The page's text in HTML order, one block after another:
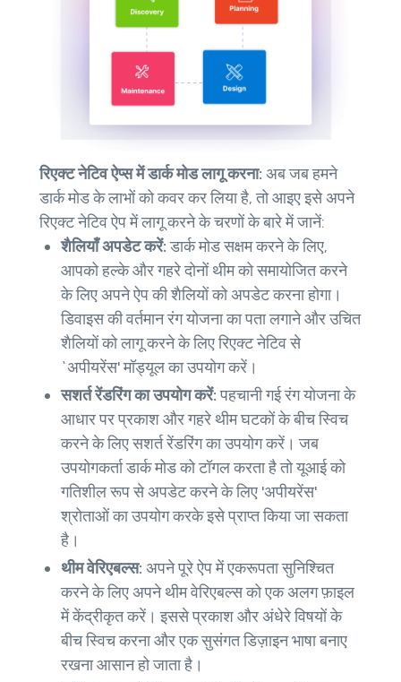
रिएक्ट नेटिव ऐप्स में डार्क मोड लागू करना: अब जब हमने
डार्क मोड के लाभों को कवर कर लिया है, तो आइए इसे अपने
रिएक्ट नेटिव ऐप में लागू करने के चरणों के बारे में जानें:
शैलियाँ अपडेट करें:डार्क मोड सक्षम करने के लिए,
आपको हल्के और गहरे दोनों थीम को समायोजित करने
के लिए अपने ऐप की शैलियों को अपडेट करना होगा।
डिवाइस की वर्तमान रंग योजना का पता लगाने और उचित
शैलियों को लागू करने के लिए रिएक्ट नेटिव से
`अपीयरेंस' मॉड्यूल का उपयोग करें।
सशर्त रेंडरिंग का उपयोग करें:पहचानी गई रंग योजना के
आधार पर प्रकाश और गहरे थीम घटकों के बीच स्विच
करने के लिए सशर्त रेंडरिंग का उपयोग करें। जब
उपयोगकर्ता डार्क मोड को टॉगल करता है तो यूआई को
गतिशील रूप से अपडेट करने के लिए 'अपीयरेंस'
श्रोताओं का उपयोग करके इसे प्राप्त किया जा सकता
है।
थीम वेरिएबल्स: अपने पूरे ऐप में एकरूपता सुनिश्चित
करने के लिए अपने थीम वेरिएबल्स को एक अलग फ़ाइल
में केंद्रीकृत करें। इससे प्रकाश और अंधेरे विषयों के
बीच स्विच करना और एक सुसंगत डिज़ाइन भाषा बनाए
रखना आसान हो जाता है।